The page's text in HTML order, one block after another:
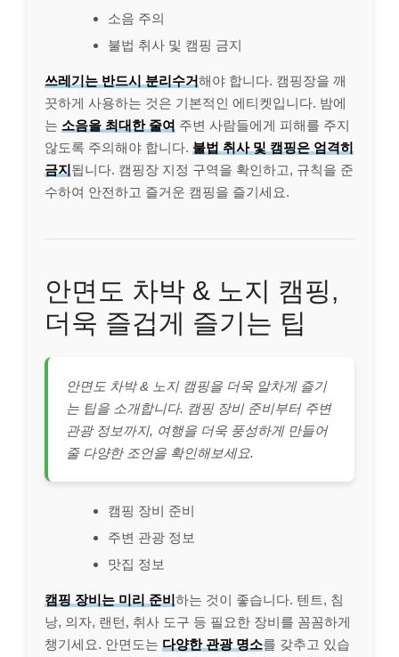
소음 주의
불법 취사 및 캠핑 금지
쓰레기는 반드시 분리수거해야 합니다. 캠핑장을 깨
끗하게 사용하는 것은 기본적인 에티켓입니다. 밤에
는 소음을 최대한 줄여 주변 사람들에게 피해를 주지
않도록 주의해야 합니다. 불법 취사 및 캠핑은 엄격히
금지됩니다. 캠핑장 지정 구역을 확인하고, 규칙을 준
수하여 안전하고 즐거운 캠핑을 즐기세요.
안면도 차박 & 노지 캠핑,
더욱 즐겁게 즐기는 팁
안면도 차박 & 노지 캠핑을 더욱 알차게 즐기
는 팁을 소개합니다. 캠핑 장비 준비부터 주변
관광 정보까지, 여행을 더욱 풍성하게 만들어
줄 다양한 조언을 확인해보세요.
캠핑 장비 준비
주변 관광 정보
맛집 정보
캠핑 장비는 미리 준비하는 것이 좋습니다. 텐트, 침
낭, 의자, 랜턴, 취사 도구 등 필요한 장비를 꼼꼼하게
챙기세요. 안면도는 다양한 관광 명소를 갖추고 있습